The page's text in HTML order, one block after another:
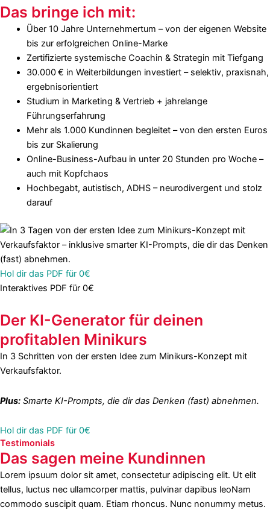
Das bringe ich mit:
Über 10 Jahre Unternehmertum – von der eigenen Website
bis zur erfolgreichen Online-Marke
Zertifizierte systemische Coachin & Strategin mit Tiefgang
30.000 € in Weiterbildungen investiert – selektiv, praxisnah,
ergebnisorientiert
Studium in Marketing & Vertrieb + jahrelange
Führungserfahrung
Mehr als 1.000 Kundinnen begleitet – von den ersten Euros
bis zur Skalierung
Online-Business-Aufbau in unter 20 Stunden pro Woche –
auch mit Kopfchaos
Hochbegabt, autistisch, ADHS – neurodivergent und stolz
darauf
Hol dir das PDF für 0€
Interaktives PDF für 0€
Der KI-Generator für deinen
profitablen Minikurs
In 3 Schritten von der ersten Idee zum Minikurs-Konzept mit
Verkaufsfaktor.
Plus: Smarte KI-Prompts, die dir das Denken (fast) abnehmen.
Hol dir das PDF für 0€
Testimonials
Das sagen meine Kundinnen
Lorem ipsuum dolor sit amet, consectetur adipiscing elit. Ut elit
tellus, luctus nec ullamcorper mattis, pulvinar dapibus leoNam
commodo suscipit quam. Etiam rhoncus. Nunc nonummy metus.